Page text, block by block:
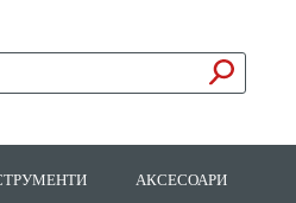
АКСЕСОАРИ